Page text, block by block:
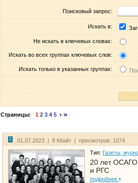
Поисковый запрос:
Искать в:
Не искать в ключевых словах:
Искать во всех группах ключевых слов:
Искать только в указанных группах:
Страницы: 1 2 3 4 5
01.07.2023 | 8 Кбайт | просмотров: 1074
Тип: Газеты,
20 лет
и РГС
подробнее